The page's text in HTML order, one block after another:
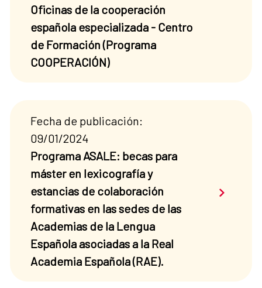
Oficinas de la cooperación
española especializada - Centro
de Formación (Programa
COOPERACIÓN)
Fecha de publicación:
09/01/2024
Programa ASALE: becas para
máster en lexicografía y
estancias de colaboración
formativas en las sedes de las
Academias de la Lengua
Española asociadas a la Real
Academia Española (RAE).
Saber